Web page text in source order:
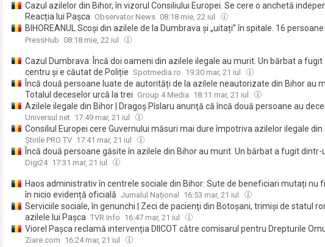
Cazul azilelor din Bihor, în vizorul Consiliului Europei. Se cere o anchetă
Reacția lui Paşca Observator News 08:18 mie, 22 iul
BIHOREANUL Scoși din azilele de la Dumbrava și „uitați” în spitale. 16 persoane
vulnerabile sunt internate de trei săptămâni la Oradea și Beiuș. Un bărbat a
PressHub 08:18 mie, 22 iul
Cazul Dumbrava: Încă doi oameni din azilele ilegale au murit. Un bărbat a fugit
centru și e căutat de Poliție Spotmedia.ro 19:30 mar, 21 iul
Încă două persoane luate de autorități de la azilele neautorizate din Bihor au
Totalul deceselor urcă la trei Group 4 Media 18:11 mar, 21 iul
Azilele ilegale din Bihor | Dragoş Pîslaru anunţă că încă două persoane au
Universul.net 17:49 mar, 21 iul
Consiliul Europei cere Guvernului măsuri mai dure împotriva azilelor ilegale din
Avertisment după cazul Dumbrava
Știrile PRO TV 17:41 mar, 21 iul
Încă două persoane găsite în azilele din Bihor au murit. Un bărbat a fugit dintr-
Digi24 17:31 mar, 21 iul
Haos administrativ în centrele sociale din Bihor: Sute de beneficiari mutați nu
în nicio evidență oficială Jurnalul Național 16:53 mar, 21 iul
Serviciile sociale, în genunchi | Zeci de pacienţi din Botoşani, trimişi de statul
azilele lui Paşca TVR Info 16:47 mar, 21 iul
Viorel Pașca reclamă intervenția DIICOT către comisarul pentru Drepturile
Consiliul Europei: "Nu îmi pot imagina ca abuzuri de acest fel asupra unor
Ziare.com 16:24 mar, 21 iul